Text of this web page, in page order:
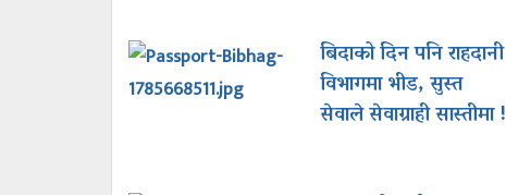
बिदाको दिन पनि राहदानी
विभागमा भीड, सुस्त
सेवाले सेवाग्राही सास्तीमा !